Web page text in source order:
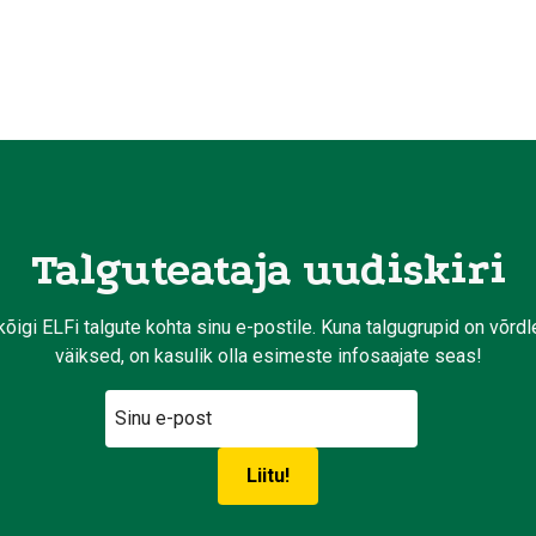
Talguteataja uudiskiri
ELFi talgute kohta sinu e-postile. Kuna talgugrupid on
väiksed, on kasulik olla esimeste infosaajate seas!